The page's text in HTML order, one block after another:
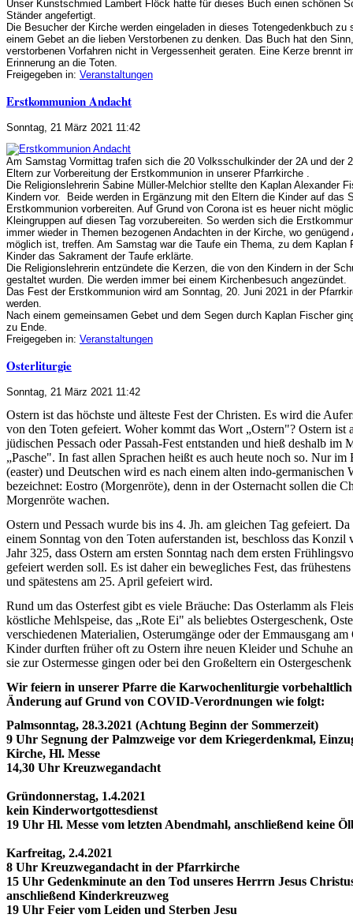
Unser Kunstschmied Lambert Flöck hatte für dieses Buch einen schönen
Ständer angefertigt.
Die Besucher der Kirche werden eingeladen in dieses Totengedenkbuch zu
einem Gebet an die lieben Verstorbenen zu denken. Das Buch hat den
verstorbenen Vorfahren nicht in Vergessenheit geraten. Eine Kerze brennt
Erinnerung an die Toten.
Freigegeben in: Veranstaltungen
Erstkommunion Andacht
Sonntag, 21 März 2021 11:42
Am Samstag Vormittag trafen sich die 20 Volksschulkinder der 2A und der
Eltern zur Vorbereitung der Erstkommunion in unserer Pfarrkirche .
Die Religionslehrerin Sabine Müller-Melchior stellte den Kaplan Alexander
Kindern vor. Beide werden in Ergänzung mit den Eltern die Kinder auf das
Erstkommunion vorbereiten. Auf Grund von Corona ist es heuer nicht
Kleingruppen auf diesen Tag vorzubereiten. So werden sich die
immer wieder in Themen bezogenen Andachten in der Kirche, wo genügend
möglich ist, treffen. Am Samstag war die Taufe ein Thema, zu dem Kaplan
Kinder das Sakrament der Taufe erklärte.
Die Religionslehrerin entzündete die Kerzen, die von den Kindern in der
gestaltet wurden. Die werden immer bei einem Kirchenbesuch angezündet.
Das Fest der Erstkommunion wird am Sonntag, 20. Juni 2021 in der
werden.
Nach einem gemeinsamen Gebet und dem Segen durch Kaplan Fischer
zu Ende.
Freigegeben in: Veranstaltungen
Osterliturgie
Sonntag, 21 März 2021 11:42
Ostern ist das höchste und älteste Fest der Christen. Es wird die
von den Toten gefeiert. Woher kommt das Wort „Ostern"? Ostern ist
jüdischen Pessach oder Passah-Fest entstanden und hieß deshalb im
„Pasche". In fast allen Sprachen heißt es auch heute noch so. Nur im
(easter) und Deutschen wird es nach einem alten indo-germanischen
bezeichnet: Eostro (Morgenröte), denn in der Osternacht sollen die
Morgenröte wachen.
Ostern und Pessach wurde bis ins 4. Jh. am gleichen Tag gefeiert. Da
einem Sonntag von den Toten auferstanden ist, beschloss das Konzil
Jahr 325, dass Ostern am ersten Sonntag nach dem ersten
gefeiert werden soll. Es ist daher ein bewegliches Fest, das
und spätestens am 25. April gefeiert wird.
Rund um das Osterfest gibt es viele Bräuche: Das Osterlamm als
köstliche Mehlspeise, das „Rote Ei" als beliebtes Ostergeschenk,
verschiedenen Materialien, Osterumgänge oder der Emmausgang am
Kinder durften früher oft zu Ostern ihre neuen Kleider und Schuhe
sie zur Ostermesse gingen oder bei den Großeltern ein
Wir feiern in unserer Pfarre die Karwochenliturgie
Änderung auf Grund von COVID-Verordnungen wie folgt:
Palmsonntag, 28.3.2021 (Achtung Beginn der Sommerzeit)
9 Uhr Segnung der Palmzweige vor dem Kriegerdenkmal,
Kirche, Hl. Messe
14,30 Uhr Kreuzwegandacht
Gründonnerstag, 1.4.2021
kein Kinderwortgottesdienst
19 Uhr Hl. Messe vom letzten Abendmahl, anschließend keine
Karfreitag, 2.4.2021
8 Uhr Kreuzwegandacht in der Pfarrkirche
15 Uhr Gedenkminute an den Tod unseres Herrrn Jesus
anschließend Kinderkreuzweg
19 Uhr Feier vom Leiden und Sterben Jesu